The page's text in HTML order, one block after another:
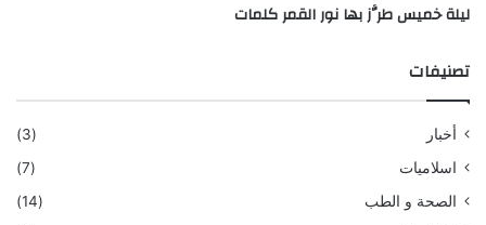
ليلة خميس طرَّز بها نور القمر كلمات
تصنيفات
أخبار
(3)
اسلاميات
(7)
الصحة و الطب
(14)